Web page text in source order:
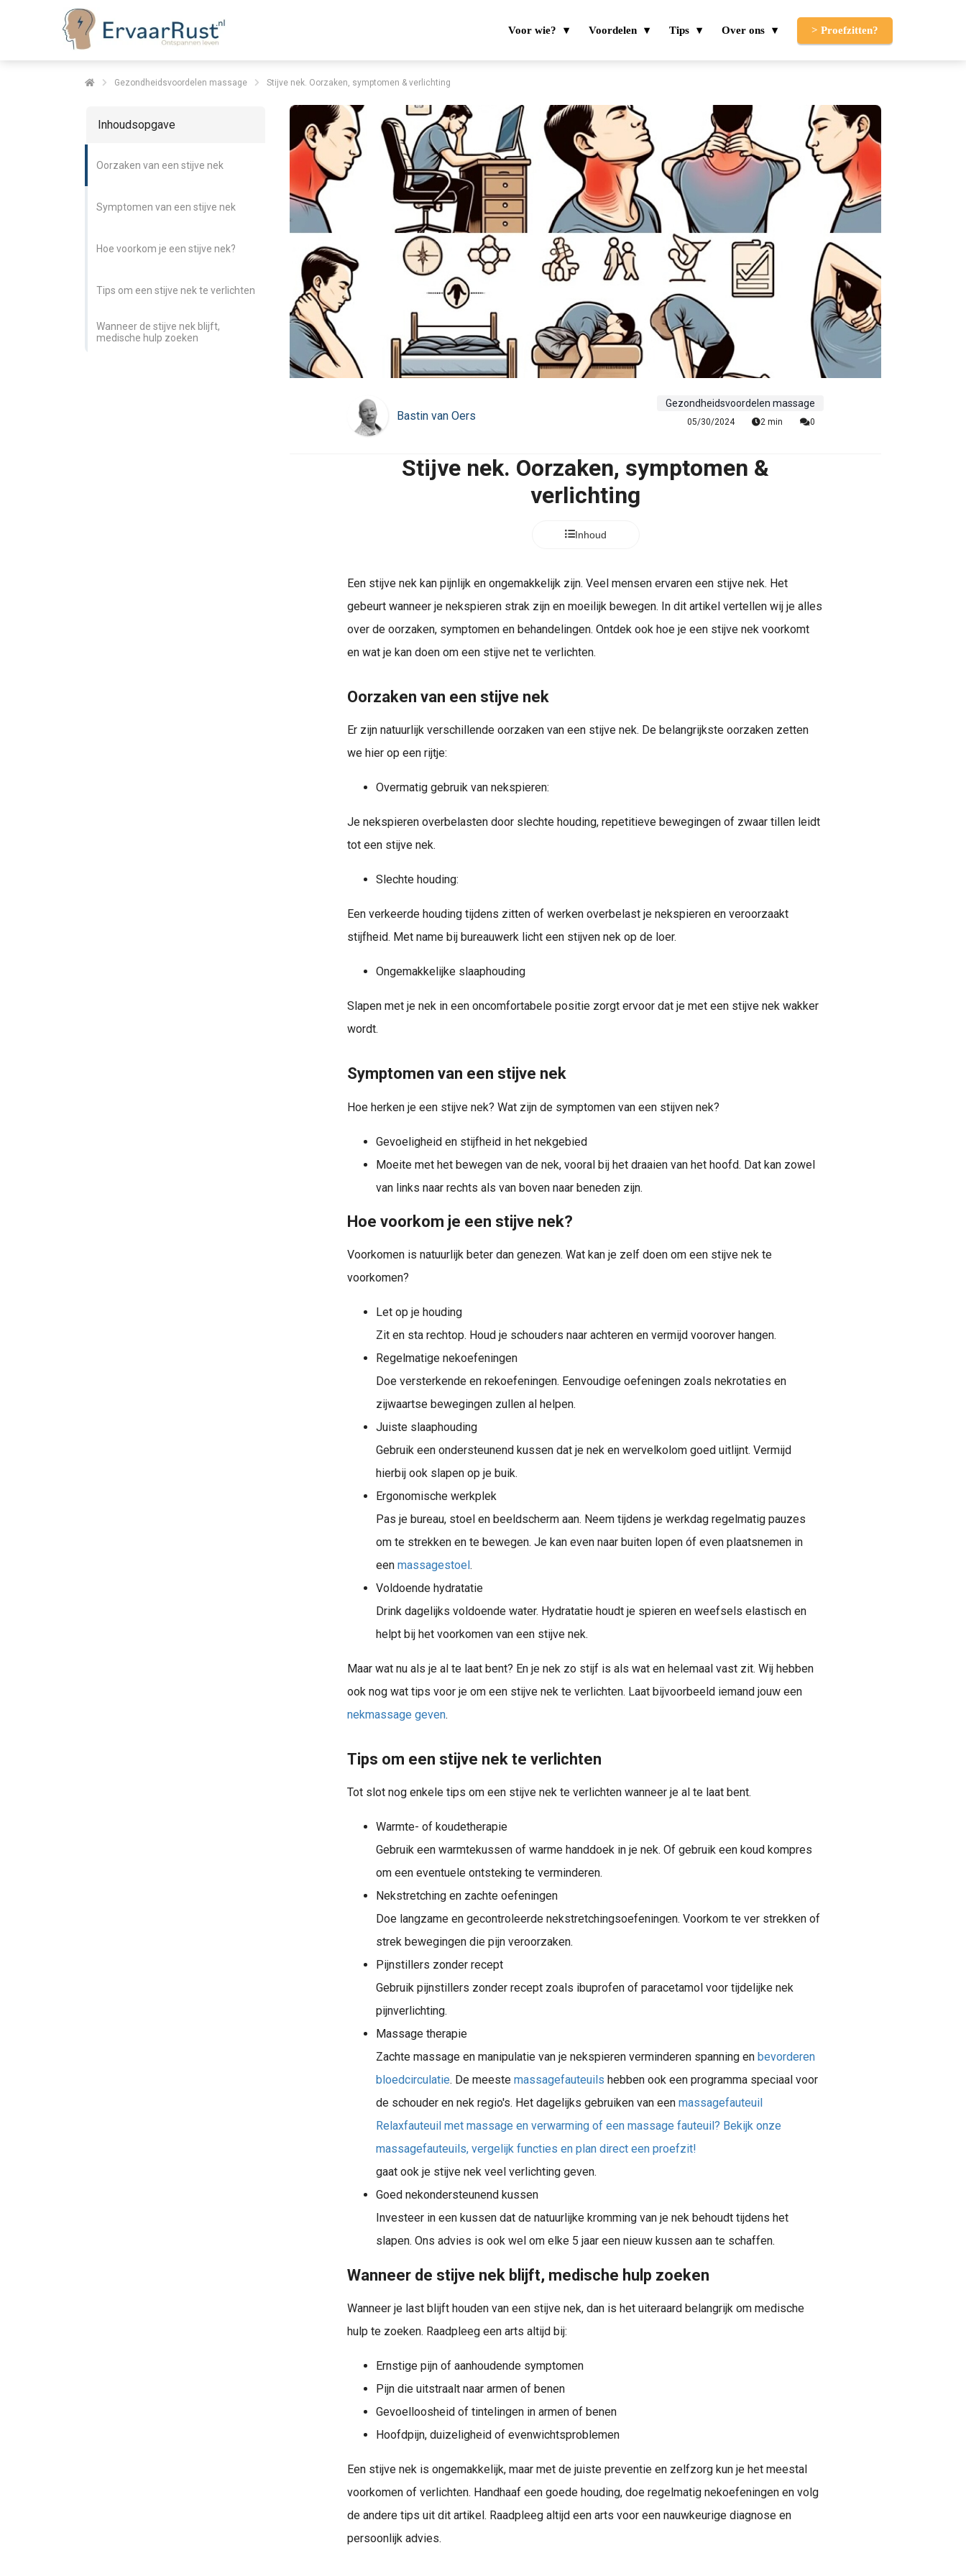
Voor wie? Voordelen Tips Over ons > Proefzitten?
Gezondheidsvoordelen massage Stijve nek. Oorzaken, symptomen & verlichting
Inhoudsopgave
Oorzaken van een stijve nek
Symptomen van een stijve nek
Hoe voorkom je een stijve nek?
Tips om een stijve nek te verlichten
Wanneer de stijve nek blijft,
medische hulp zoeken
Bastin van Oers
Gezondheidsvoordelen massage
05/30/2024 2 min 0
Stijve nek. Oorzaken, symptomen &
verlichting
Inhoud
Een stijve nek kan pijnlijk en ongemakkelijk zijn. Veel mensen ervaren een stijve nek. Het
gebeurt wanneer je nekspieren strak zijn en moeilijk bewegen. In dit artikel vertellen wij je alles
over de oorzaken, symptomen en behandelingen. Ontdek ook hoe je een stijve nek voorkomt
en wat je kan doen om een stijve net te verlichten.
Oorzaken van een stijve nek
Er zijn natuurlijk verschillende oorzaken van een stijve nek. De belangrijkste oorzaken zetten
we hier op een rijtje:
Overmatig gebruik van nekspieren:
Je nekspieren overbelasten door slechte houding, repetitieve bewegingen of zwaar tillen leidt
tot een stijve nek.
Slechte houding:
Een verkeerde houding tijdens zitten of werken overbelast je nekspieren en veroorzaakt
stijfheid. Met name bij bureauwerk licht een stijven nek op de loer.
Ongemakkelijke slaaphouding
Slapen met je nek in een oncomfortabele positie zorgt ervoor dat je met een stijve nek wakker
wordt.
Symptomen van een stijve nek
Hoe herken je een stijve nek? Wat zijn de symptomen van een stijven nek?
Gevoeligheid en stijfheid in het nekgebied
Moeite met het bewegen van de nek, vooral bij het draaien van het hoofd. Dat kan zowel
van links naar rechts als van boven naar beneden zijn.
Hoe voorkom je een stijve nek?
Voorkomen is natuurlijk beter dan genezen. Wat kan je zelf doen om een stijve nek te
voorkomen?
Let op je houding
Zit en sta rechtop. Houd je schouders naar achteren en vermijd voorover hangen.
Regelmatige nekoefeningen
Doe versterkende en rekoefeningen. Eenvoudige oefeningen zoals nekrotaties en
zijwaartse bewegingen zullen al helpen.
Juiste slaaphouding
Gebruik een ondersteunend kussen dat je nek en wervelkolom goed uitlijnt. Vermijd
hierbij ook slapen op je buik.
Ergonomische werkplek
Pas je bureau, stoel en beeldscherm aan. Neem tijdens je werkdag regelmatig pauzes
om te strekken en te bewegen. Je kan even naar buiten lopen óf even plaatsnemen in
een massagestoel.
Voldoende hydratatie
Drink dagelijks voldoende water. Hydratatie houdt je spieren en weefsels elastisch en
helpt bij het voorkomen van een stijve nek.
Maar wat nu als je al te laat bent? En je nek zo stijf is als wat en helemaal vast zit. Wij hebben
ook nog wat tips voor je om een stijve nek te verlichten. Laat bijvoorbeeld iemand jouw een
nekmassage geven.
Tips om een stijve nek te verlichten
Tot slot nog enkele tips om een stijve nek te verlichten wanneer je al te laat bent.
Warmte- of koudetherapie
Gebruik een warmtekussen of warme handdoek in je nek. Of gebruik een koud kompres
om een eventuele ontsteking te verminderen.
Nekstretching en zachte oefeningen
Doe langzame en gecontroleerde nekstretchingsoefeningen. Voorkom te ver strekken of
strek bewegingen die pijn veroorzaken.
Pijnstillers zonder recept
Gebruik pijnstillers zonder recept zoals ibuprofen of paracetamol voor tijdelijke nek
pijnverlichting.
Massage therapie
Zachte massage en manipulatie van je nekspieren verminderen spanning en bevorderen
bloedcirculatie. De meeste massagefauteuils hebben ook een programma speciaal voor
de schouder en nek regio's. Het dagelijks gebruiken van een massagefauteuil
Relaxfauteuil met massage en verwarming of een massage fauteuil? Bekijk onze
massagefauteuils, vergelijk functies en plan direct een proefzit!
gaat ook je stijve nek veel verlichting geven.
Goed nekondersteunend kussen
Investeer in een kussen dat de natuurlijke kromming van je nek behoudt tijdens het
slapen. Ons advies is ook wel om elke 5 jaar een nieuw kussen aan te schaffen.
Wanneer de stijve nek blijft, medische hulp zoeken
Wanneer je last blijft houden van een stijve nek, dan is het uiteraard belangrijk om medische
hulp te zoeken. Raadpleeg een arts altijd bij:
Ernstige pijn of aanhoudende symptomen
Pijn die uitstraalt naar armen of benen
Gevoelloosheid of tintelingen in armen of benen
Hoofdpijn, duizeligheid of evenwichtsproblemen
Een stijve nek is ongemakkelijk, maar met de juiste preventie en zelfzorg kun je het meestal
voorkomen of verlichten. Handhaaf een goede houding, doe regelmatig nekoefeningen en volg
de andere tips uit dit artikel. Raadpleeg altijd een arts voor een nauwkeurige diagnose en
persoonlijk advies.